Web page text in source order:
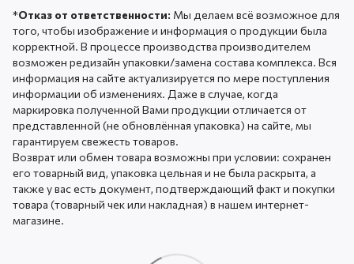
*Отказ от ответственности: Мы делаем всё возможное для
того, чтобы изображение и информация о продукции была
корректной. В процессе производства производителем
возможен редизайн упаковки/замена состава комплекса. Вся
информация на сайте актуализируется по мере поступления
информации об изменениях. Даже в случае, когда
маркировка полученной Вами продукции отличается от
представленной (не обновлённая упаковка) на сайте, мы
гарантируем свежесть товаров.
Возврат или обмен товара возможны при условии: сохранен
его товарный вид, упаковка цельная и не была раскрыта, а
также у вас есть документ, подтверждающий факт и покупки
товара (товарный чек или накладная) в нашем интернет-
магазине.